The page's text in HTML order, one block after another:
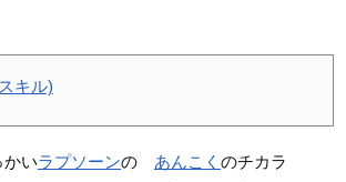
キル)
かいラプソーンの あんこくのチカラ